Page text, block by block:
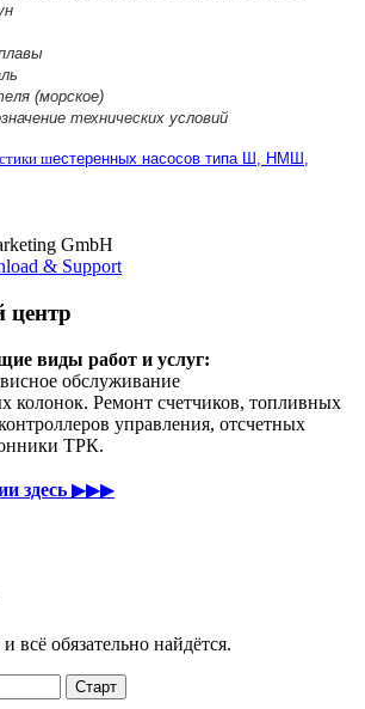
(морское)
технических условий
шестеренных насосов типа Ш, НМШ,
GmbH
& Support
центр
виды работ и услуг:
обслуживание
колонок. Ремонт счетчиков, топливных
управления, отсчетных
ТРК.
здесь ▶▶▶
всё обязательно найдётся.